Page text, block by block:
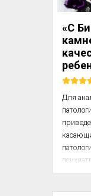
едой,
«С
Для
у